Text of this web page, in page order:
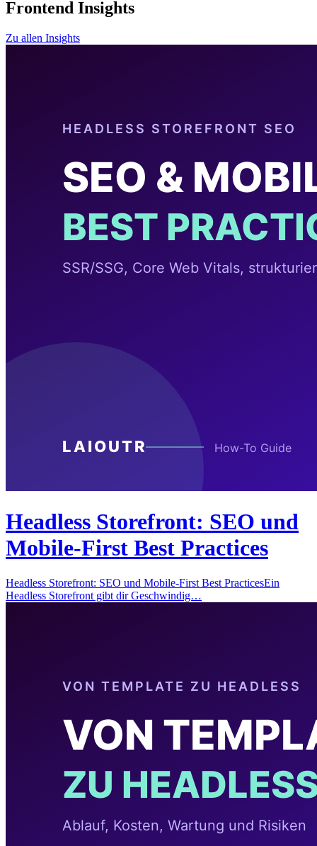
Frontend Insights
Zu allen Insights
Headless Storefront: SEO und
Mobile-First Best Practices
Headless Storefront: SEO und Mobile-First Best PracticesEin
Headless Storefront gibt dir Geschwindig…